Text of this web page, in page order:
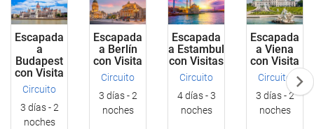
Escapada
a
Budapest
con Visita
Circuito
3 días - 2
noches
Escapada
a Berlín
con Visita
Circuito
3 días - 2
noches
Escapada
a Estambul
con Visitas
Circuito
4 días - 3
noches
Escapada
a Viena
con Visita
Circuito
3 días - 2
noches